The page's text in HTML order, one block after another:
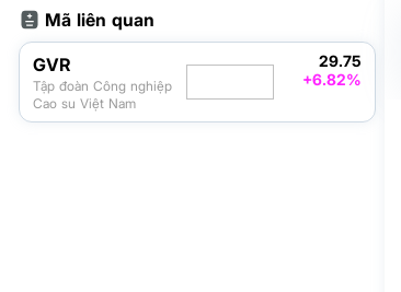
Mã liên quan
GVR
Tập đoàn Công nghiệp
Cao su Việt Nam
29.75
+6.82%